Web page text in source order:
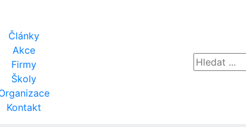
Články
Akce
Firmy
Školy
Kontakt